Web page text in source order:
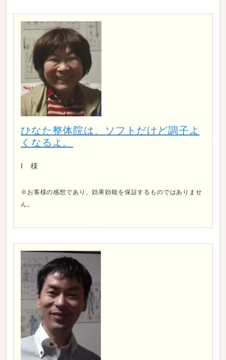
ひなた整体院は、ソフトだけど調子よ
くなるよ。
I 様
※お客様の感想であり、効果効能を保証するものではありませ
ん。